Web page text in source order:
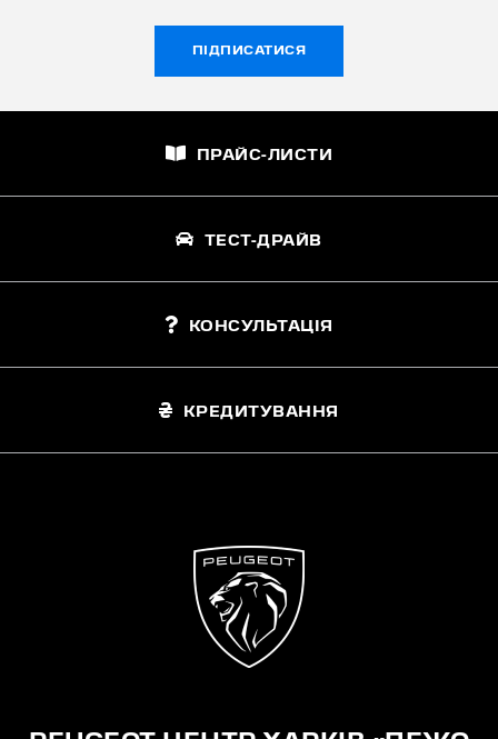
ПІДПИСАТИСЯ
ПРАЙС-ЛИСТИ
ТЕСТ-ДРАЙВ
КОНСУЛЬТАЦІЯ
КРЕДИТУВАННЯ